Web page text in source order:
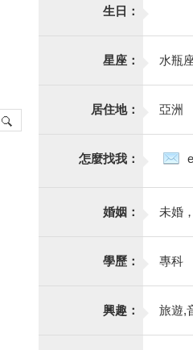
生日：
星座： 水瓶
居住地： 亞洲
怎麼找我：
婚姻： 未婚
學歷： 專科
興趣： 旅遊,